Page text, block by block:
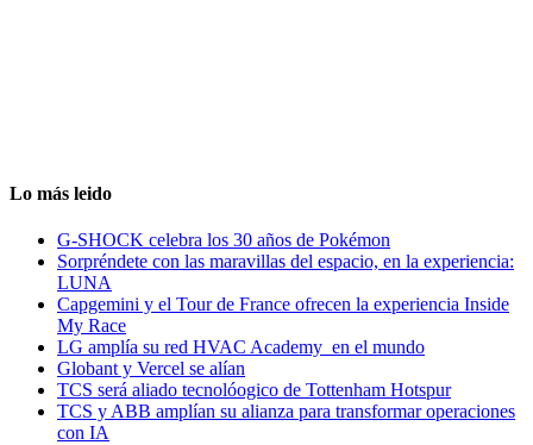
Lo más leido
G-SHOCK celebra los 30 años de Pokémon
Sorpréndete con las maravillas del espacio, en la experiencia:
LUNA
Capgemini y el Tour de France ofrecen la experiencia Inside
My Race
LG amplía su red HVAC Academy en el mundo
Globant y Vercel se alían
TCS será aliado tecnolóogico de Tottenham Hotspur
TCS y ABB amplían su alianza para transformar operaciones
con IA